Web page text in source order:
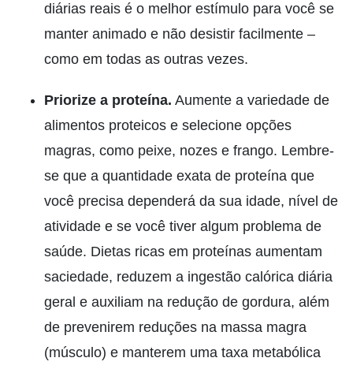
diárias reais é o melhor estímulo para você se
manter animado e não desistir facilmente –
como em todas as outras vezes.
Priorize a proteína. Aumente a variedade de
alimentos proteicos e selecione opções
magras, como peixe, nozes e frango. Lembre-
se que a quantidade exata de proteína que
você precisa dependerá da sua idade, nível de
atividade e se você tiver algum problema de
saúde. Dietas ricas em proteínas aumentam
saciedade, reduzem a ingestão calórica diária
geral e auxiliam na redução de gordura, além
de prevenirem reduções na massa magra
(músculo) e manterem uma taxa metabólica